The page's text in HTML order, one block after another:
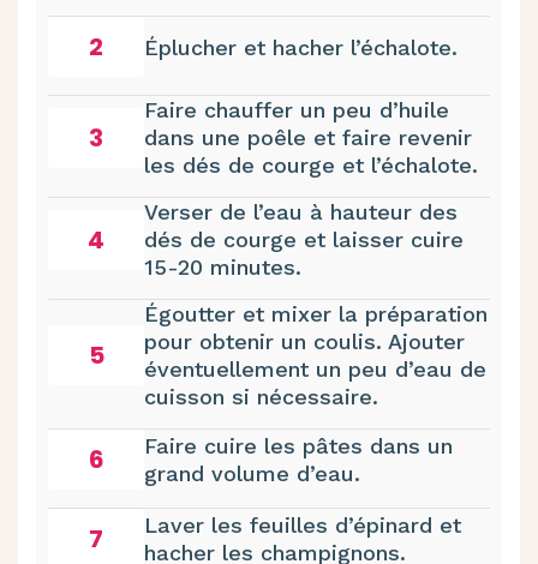
2 Éplucher et hacher l’échalote.
3
Faire chauffer un peu d’huile
dans une poêle et faire revenir
les dés de courge et l’échalote.
4
Verser de l’eau à hauteur des
dés de courge et laisser cuire
15-20 minutes.
5
Égoutter et mixer la préparation
pour obtenir un coulis. Ajouter
éventuellement un peu d’eau de
cuisson si nécessaire.
6
Faire cuire les pâtes dans un
grand volume d’eau.
7
Laver les feuilles d’épinard et
hacher les champignons.